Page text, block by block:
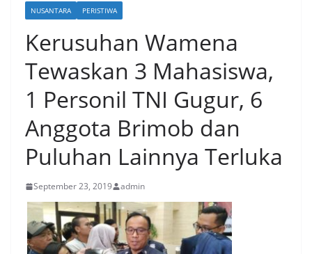
NUSANTARA PERISTIWA
Kerusuhan Wamena
Tewaskan 3 Mahasiswa,
1 Personil TNI Gugur, 6
Anggota Brimob dan
Puluhan Lainnya Terluka
September 23, 2019 admin